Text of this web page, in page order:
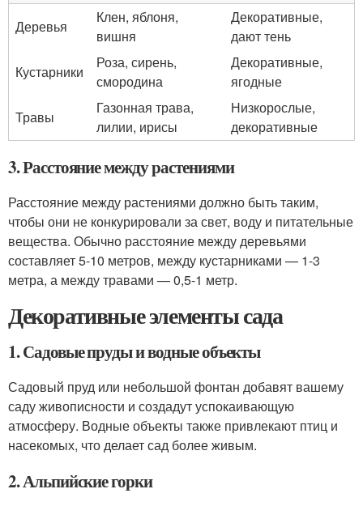
Деревья
Клен, яблоня,
вишня
Декоративные,
дают тень
Кустарники
Роза, сирень,
смородина
Декоративные,
ягодные
Травы
Газонная трава,
лилии, ирисы
Низкорослые,
декоративные
3. Расстояние между растениями
Расстояние между растениями должно быть таким,
чтобы они не конкурировали за свет, воду и питательные
вещества. Обычно расстояние между деревьями
составляет 5-10 метров, между кустарниками — 1-3
метра, а между травами — 0,5-1 метр.
Декоративные элементы сада
1. Садовые пруды и водные объекты
Садовый пруд или небольшой фонтан добавят вашему
саду живописности и создадут успокаивающую
атмосферу. Водные объекты также привлекают птиц и
насекомых, что делает сад более живым.
2. Альпийские горки